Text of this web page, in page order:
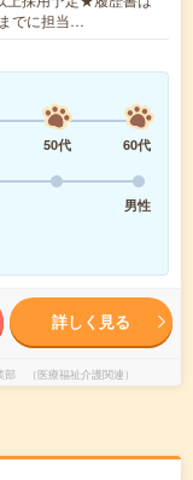
でに担当…
50代
60代
男性
詳しく見る
（医療福祉介護関連）